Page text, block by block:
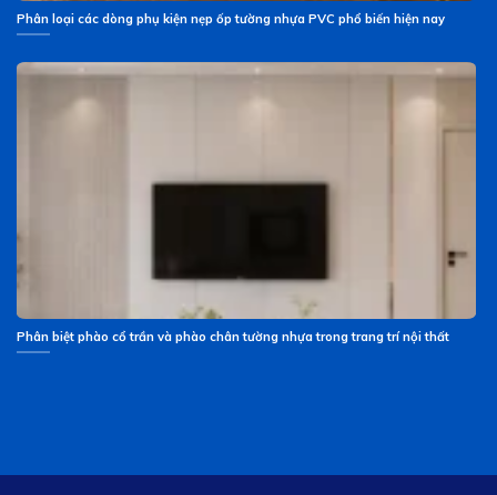
Phân loại các dòng phụ kiện nẹp ốp tường nhựa PVC phổ biến hiện nay
Phân biệt phào cổ trần và phào chân tường nhựa trong trang trí nội thất